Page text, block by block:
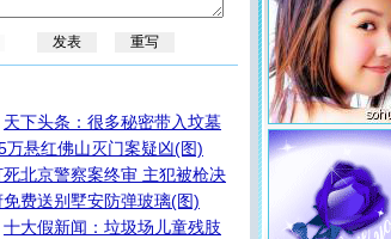
天下头条：很多秘密带入坟墓
万悬红佛山灭门案疑凶(图)
北京警察案终审 主犯被枪决
费送别墅安防弹玻璃(图)
十大假新闻：垃圾场儿童残肢